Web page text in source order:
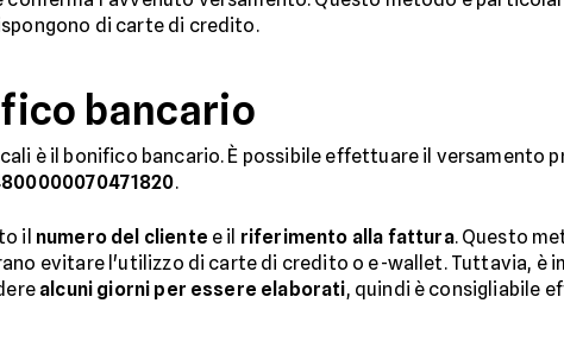
di carte di credito.
bancario
è il bonifico bancario. È possibile effettuare il versamento
.
il numero del cliente e il riferimento alla fattura. Questo
evitare l'utilizzo di carte di credito o e-wallet. Tuttavia, è
alcuni giorni per essere elaborati, quindi è consigliabile